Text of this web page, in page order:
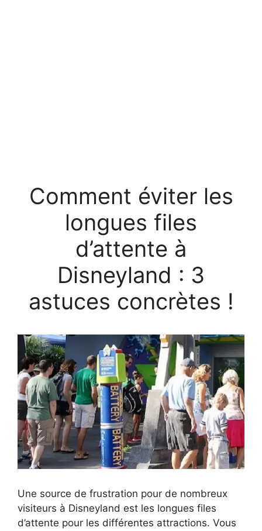
Comment éviter les
longues files
d’attente à
Disneyland : 3
astuces concrètes !
Une source de frustration pour de nombreux
visiteurs à Disneyland est les longues files
d’attente pour les différentes attractions. Vous